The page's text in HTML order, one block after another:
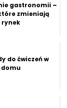
gastronomii –
zmieniają
rynek
do ćwiczeń w
domu